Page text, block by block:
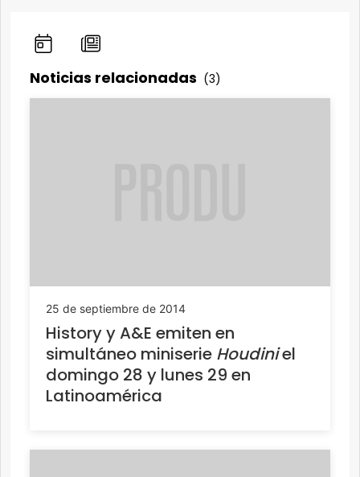
Noticias relacionadas (3)
25 de septiembre de 2014
History y A&E emiten en
simultáneo miniserie Houdiniel
domingo 28 y lunes 29 en
Latinoamérica